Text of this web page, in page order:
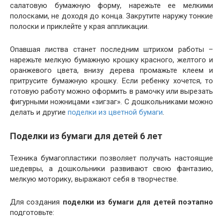
салатовую бумажную форму, нарежьте ее мелкими
полосками, не доходя до конца. Закрутите наружу тонкие
полоски и приклейте у края аппликации.
Опавшая листва станет последним штрихом работы –
нарежьте мелкую бумажную крошку красного, желтого и
оранжевого цвета, внизу дерева промажьте клеем и
притрусите бумажную крошку. Если ребенку хочется, то
готовую работу можно оформить в рамочку или вырезать
фигурными ножницами «зигзаг». С дошкольниками можно
делать и другие поделки из цветной бумаги
Поделки из бумаги для детей 6 лет
Техника бумагопластики позволяет получать настоящие
шедевры, а дошкольники развивают свою фантазию,
мелкую моторику, выражают себя в творчестве.
Для создания поделки из бумаги для детей поэтапно
подготовьте: